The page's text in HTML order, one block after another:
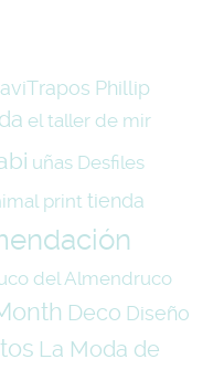
Phillip
el taller de mir
uñas Desfiles
print tienda
del Almendruco
Deco Diseño
La Moda de